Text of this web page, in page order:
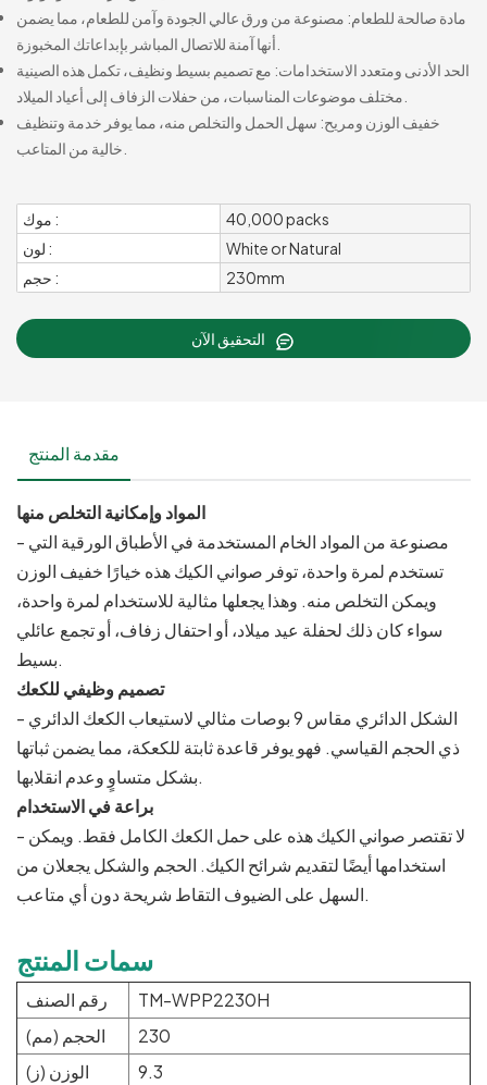
مادة صالحة للطعام: مصنوعة من ورق عالي الجودة وآمن للطعام، مما يضمن
الحد الأدنى ومتعدد الاستخدامات: مع تصميم بسيط ونظيف، تكمل هذه الصينية
خفيف الوزن ومريح: سهل الحمل والتخلص منه، مما يوفر خدمة وتنظيف
موك :
40,000 packs
لون :
White or Natural
حجم :
230mm
مقدمة المنتج
المواد وإمكانية التخلص منها
- مصنوعة من المواد الخام المستخدمة في الأطباق الورقية التي
تستخدم لمرة واحدة، توفر صواني الكيك هذه خيارًا خفيف الوزن
ويمكن التخلص منه. وهذا يجعلها مثالية للاستخدام لمرة واحدة،
سواء كان ذلك لحفلة عيد ميلاد، أو احتفال زفاف، أو تجمع عائلي
بسيط.
تصميم وظيفي للكعك
- الشكل الدائري مقاس 9 بوصات مثالي لاستيعاب الكعك الدائري
ذي الحجم القياسي. فهو يوفر قاعدة ثابتة للكعكة، مما يضمن ثباتها
بشكل متساوٍ وعدم انقلابها.
براعة في الاستخدام
- لا تقتصر صواني الكيك هذه على حمل الكعك الكامل فقط. ويمكن
استخدامها أيضًا لتقديم شرائح الكيك. الحجم والشكل يجعلان من
السهل على الضيوف التقاط شريحة دون أي متاعب.
سمات المنتج
رقم الصنف
TM-WPP2230H
الحجم (مم)
230
الوزن (ز)
9.3